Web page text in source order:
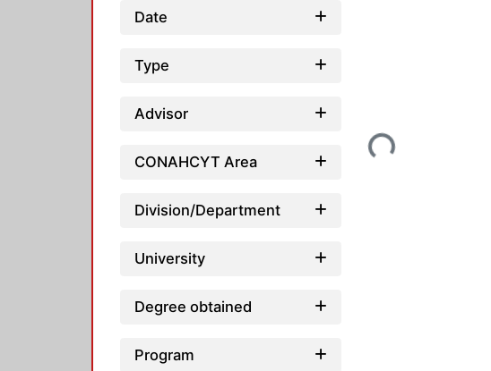
Date
Type
Advisor
CONAHCYT Area
Division/Department
University
Degree obtained
Program
Loading...